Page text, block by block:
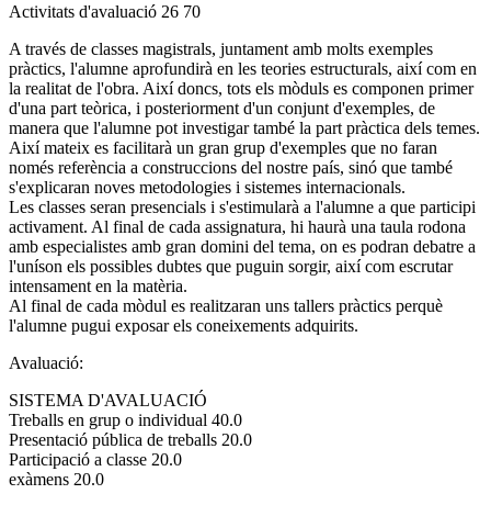
Activitats d'avaluació 26 70
A través de classes magistrals, juntament amb molts exemples
pràctics, l'alumne aprofundirà en les teories estructurals, així com en
la realitat de l'obra. Així doncs, tots els mòduls es componen primer
d'una part teòrica, i posteriorment d'un conjunt d'exemples, de
manera que l'alumne pot investigar també la part pràctica dels temes.
Així mateix es facilitarà un gran grup d'exemples que no faran
només referència a construccions del nostre país, sinó que també
s'explicaran noves metodologies i sistemes internacionals.
Les classes seran presencials i s'estimularà a l'alumne a que participi
activament. Al final de cada assignatura, hi haurà una taula rodona
amb especialistes amb gran domini del tema, on es podran debatre a
l'uníson els possibles dubtes que puguin sorgir, així com escrutar
intensament en la matèria.
Al final de cada mòdul es realitzaran uns tallers pràctics perquè
l'alumne pugui exposar els coneixements adquirits.
Avaluació:
SISTEMA D'AVALUACIÓ
Treballs en grup o individual 40.0
Presentació pública de treballs 20.0
Participació a classe 20.0
exàmens 20.0